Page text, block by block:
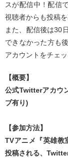
スが配信中！配信
視聴者からも投稿を
また、配信後は30
できなかった方も
アカウントをチェ
【概要】
公式Twitterアカウ
ブ有り)
【参加方法】
TVアニメ『英雄教
投稿される、